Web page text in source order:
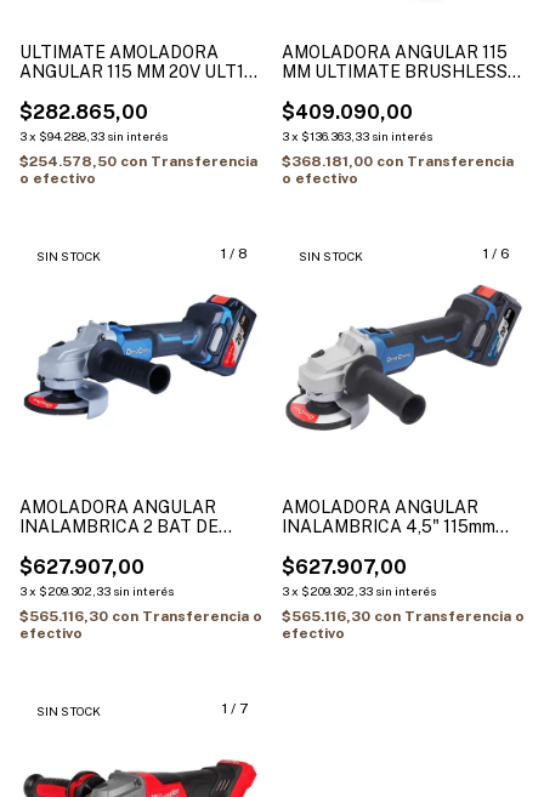
ULTIMATE AMOLADORA
ANGULAR 115 MM 20V ULT115
$282.865,00
3x $94.288,33 sin interés
$254.578,50 con Transferencia
o efectivo
AMOLADORA ANGULAR 115
MM ULTIMATE BRUSHLESS
$409.090,00
3x $136.363,33 sin interés
$368.181,00 con Transferencia
o efectivo
1 / 8
SIN STOCK
AMOLADORA ANGULAR
INALAMBRICA 2 BAT DE
CHENG DCSM03-125-EM
$627.907,00
3x $209.302,33 sin interés
$565.116,30 con Transferencia o
efectivo
1 / 6
SIN STOCK
AMOLADORA ANGULAR
INALAMBRICA 4,5" 115mm
2 BAT 4AH + CARG DCSM03-
115-EM
$627.907,00
3x $209.302,33 sin interés
$565.116,30 con Transferencia o
efectivo
1 / 7
SIN STOCK